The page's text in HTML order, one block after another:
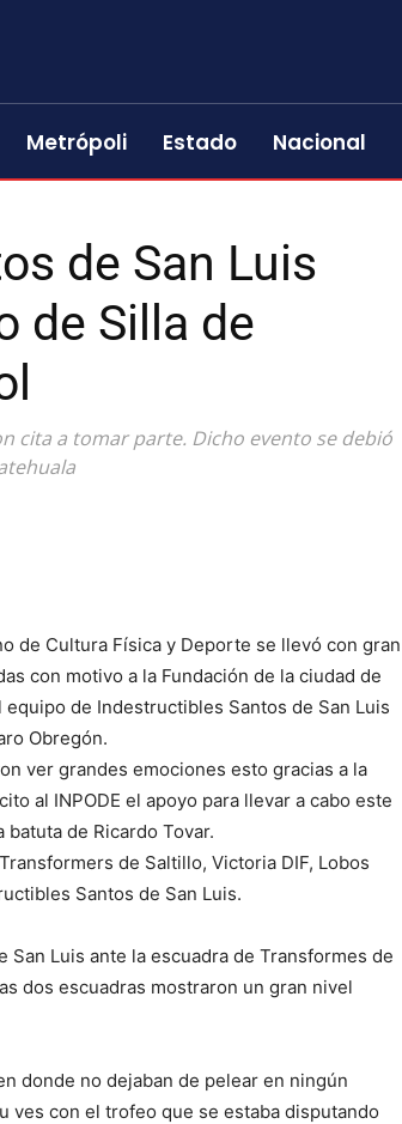
Metrópoli Estado Nacional
de San Luis
de Silla de
cita a tomar parte. Dicho evento se debió
de Cultura Física y Deporte se llevó con gran
con motivo a la Fundación de la ciudad de
de Indestructibles Santos de San Luis
Obregón.
ver grandes emociones esto gracias a la
al INPODE el apoyo para llevar a cabo este
de Ricardo Tovar.
de Saltillo, Victoria DIF, Lobos
Santos de San Luis.
Luis ante la escuadra de Transformes de
dos escuadras mostraron un gran nivel
donde no dejaban de pelear en ningún
ves con el trofeo que se estaba disputando